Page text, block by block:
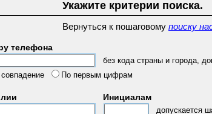
Укажите критерии поиска.
Вернуться к пошаговому поиску
телефона
без кода страны и города,
По первым цифрам
Инициалам
допускается